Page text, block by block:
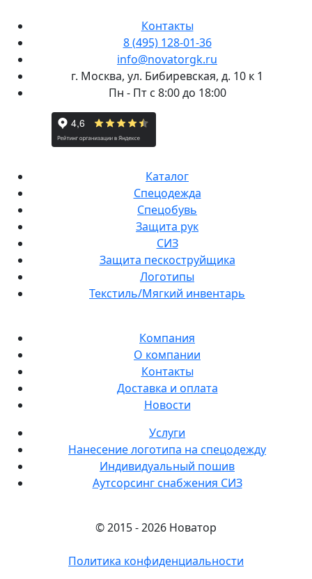
Контакты
8 (495) 128-01-36
info@novatorgk.ru
г. Москва, ул. Бибиревская, д. 10 к 1
Пн - Пт с 8:00 до 18:00
Каталог
Спецодежда
Спецобувь
Защита рук
СИЗ
Защита пескоструйщика
Логотипы
Текстиль/Мягкий инвентарь
Компания
О компании
Контакты
Доставка и оплата
Новости
Услуги
Нанесение логотипа на спецодежду
Индивидуальный пошив
Аутсорсинг снабжения СИЗ
© 2015 - 2026 Новатор
Политика конфиденциальности